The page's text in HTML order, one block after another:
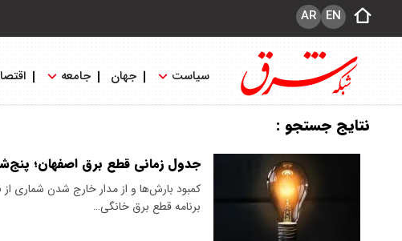
EN
AR
سیاست جهان جامعه
نتایج جستجو :
جدول زمانی قطع برق اصفهان؛ پنج‌شنبه ۲۱
کمبود بارش‌ها و از مدار خارج شدن شماری
برنامه قطع برق خانگی…